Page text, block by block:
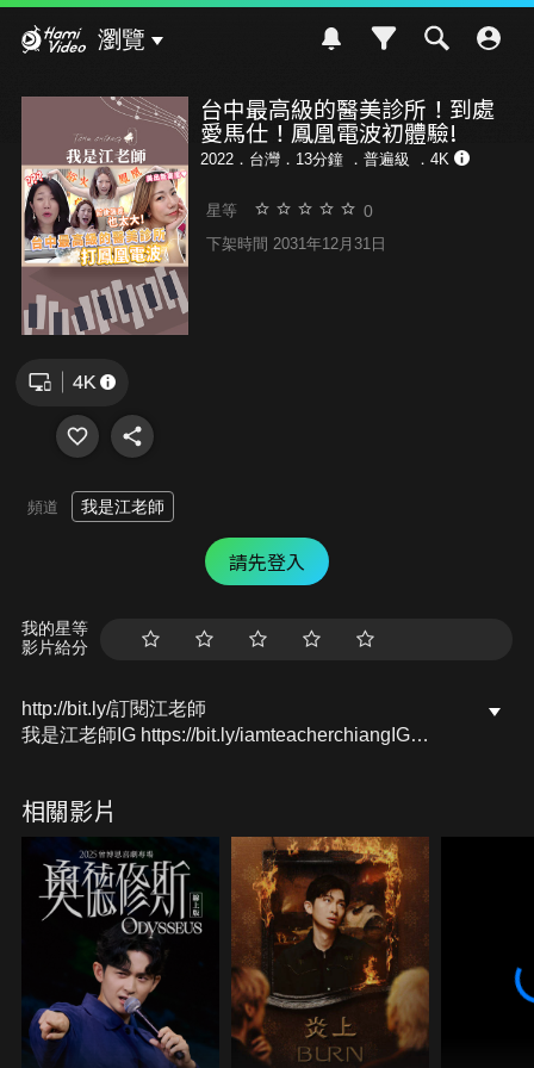
瀏覽
台中最高級的醫美診所！到處
愛馬仕！鳳凰電波初體驗!
2022．台灣．13分鐘 ． 普遍級 ．4K
星等 0
下架時間 2031年12月31日
頻道 我是江老師
請先登入
我的星等
影片給分
http://bit.ly/訂閱江老師
我是江老師IG https://bit.ly/iamteacherchiangIG
我是江老師LINE https://lin.ee/8rQRz5Y
我是江老師 Tiktok
www.tiktok.com/@iamteacherchiang
合作訊息聯絡，或是寫信給我：
iamteacherchiang@gmail.com
#江老師 #我是江老師 #鋼琴 #音樂
相關影片